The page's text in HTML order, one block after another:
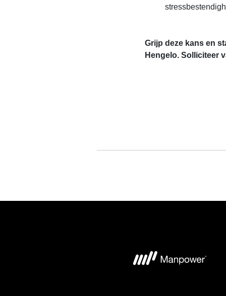
Grijp deze kans en
Hengelo. Solliciteer